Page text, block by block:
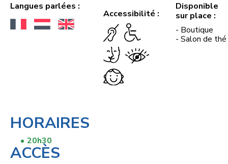
Langues parlées :
Accessibilité :
Disponible
sur place :
- Boutique
- Salon de thé
HORAIRES
20h30
ACCÈS